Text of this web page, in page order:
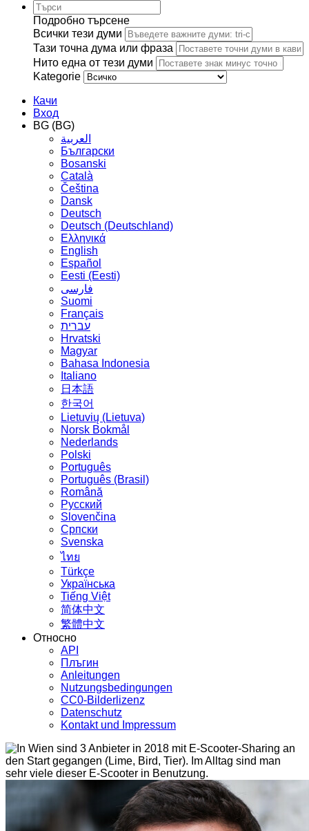
Подробно търсене
Всички тези думи
Тази точна дума или фраза
Нито една от тези думи
Kategorie
Качи
Вход
BG (BG)
العربية
Български
Bosanski
Сatalà
Čeština
Dansk
Deutsch
Deutsch (Deutschland)
Ελληνικά
English
Español
Eesti (Eesti)
فارسی
Suomi
Français
עברית
Hrvatski
Magyar
Bahasa Indonesia
Italiano
日本語
한국어
Lietuvių (Lietuva)
‪Norsk Bokmål‬
Nederlands
Polski
Português
Português (Brasil)
Română
Русский
Slovenčina
Српски
Svenska
ไทย
Türkçe
Українська
Tiếng Việt
简体中文
繁體中文
Относно
API
Плъгин
Anleitungen
Nutzungsbedingungen
CC0-Bilderlizenz
Datenschutz
Kontakt und Impressum